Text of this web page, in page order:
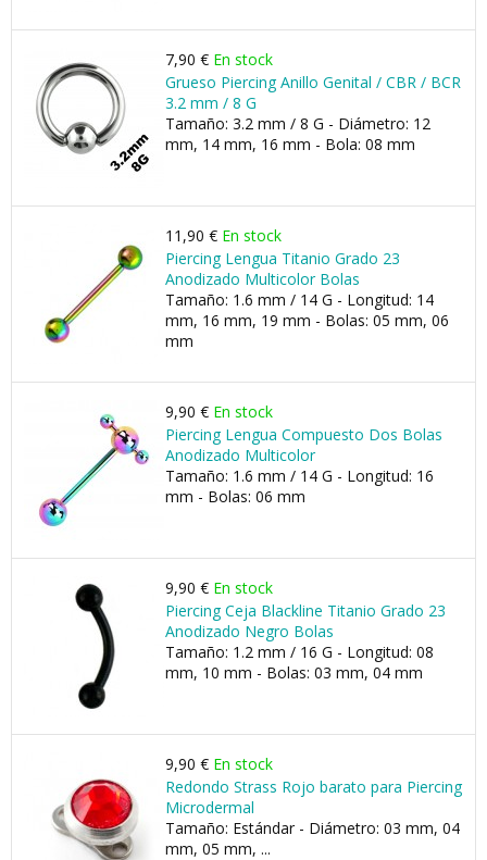
7,90 € En stock
Grueso Piercing Anillo Genital / CBR / BCR
3.2 mm / 8 G
Tamaño: 3.2 mm / 8 G - Diámetro: 12
mm, 14 mm, 16 mm - Bola: 08 mm
11,90 € En stock
Piercing Lengua Titanio Grado 23
Anodizado Multicolor Bolas
Tamaño: 1.6 mm / 14 G - Longitud: 14
mm, 16 mm, 19 mm - Bolas: 05 mm, 06
mm
9,90 € En stock
Piercing Lengua Compuesto Dos Bolas
Anodizado Multicolor
Tamaño: 1.6 mm / 14 G - Longitud: 16
mm - Bolas: 06 mm
9,90 € En stock
Piercing Ceja Blackline Titanio Grado 23
Anodizado Negro Bolas
Tamaño: 1.2 mm / 16 G - Longitud: 08
mm, 10 mm - Bolas: 03 mm, 04 mm
9,90 € En stock
Redondo Strass Rojo barato para Piercing
Microdermal
Tamaño: Estándar - Diámetro: 03 mm, 04
mm, 05 mm, ...